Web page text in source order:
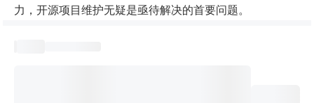
力，开源项目维护无疑是亟待解决的首要问题。